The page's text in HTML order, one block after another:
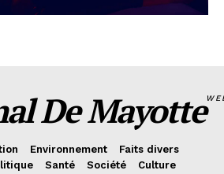
De Mayotte
Environnement
Faits divers
Santé Société
Culture